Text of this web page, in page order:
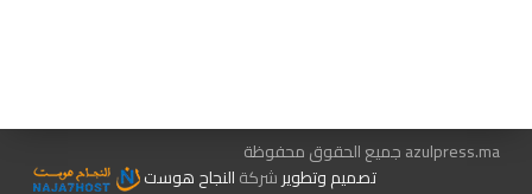
azulpress.ma جميع الحقوق محفوظة
تصميم وتطويرشركةالنجاح هوست